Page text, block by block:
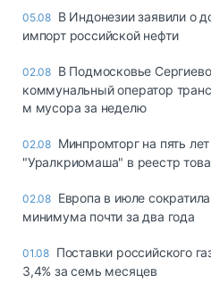
05.08 В Индонезии заявили о
импорт российской нефти
02.08 В Подмосковье
коммунальный оператор
м мусора за неделю
02.08 Минпромторг на пять
"Уралкриомаша" в реестр
02.08 Европа в июле
минимума почти за два года
01.08 Поставки российского
3,4% за семь месяцев